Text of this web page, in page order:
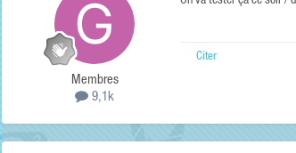
Membres
9,1k
Citer